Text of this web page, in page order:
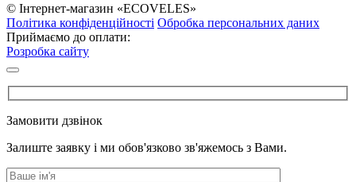
© Інтернет-магазин «ECOVELES»
Політика конфіденційності Обробка персональних даних
Приймаємо до оплати:
Розробка сайту
Замовити дзвінок
Залиште заявку і ми обов'язково зв'яжемось з Вами.